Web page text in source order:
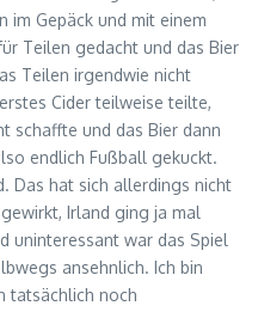
im Gepäck und mit einem
Teilen gedacht und das Bier
Teilen irgendwie nicht
Cider teilweise teilte,
schaffte und das Bier dann
endlich Fußball gekuckt.
Das hat sich allerdings nicht
Irland ging ja mal
uninteressant war das Spiel
ansehnlich. Ich bin
tatsächlich noch